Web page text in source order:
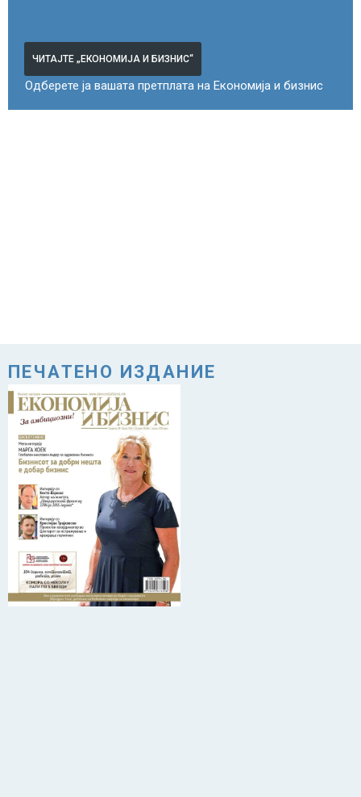
ЧИТАЈТЕ „ЕКОНОМИЈА И БИЗНИС“
Одберете ја вашата претплата на Економија и бизнис
ПЕЧАТЕНО ИЗДАНИЕ